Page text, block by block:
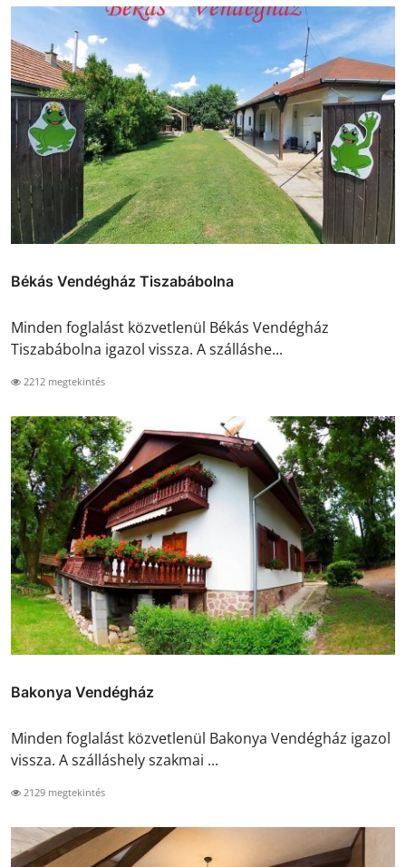
Békás Vendégház Tiszabábolna
Minden foglalást közvetlenül Békás Vendégház
Tiszabábolna igazol vissza. A szálláshe...
2212 megtekintés
Bakonya Vendégház
Minden foglalást közvetlenül Bakonya Vendégház igazol
vissza. A szálláshely szakmai ...
2129 megtekintés